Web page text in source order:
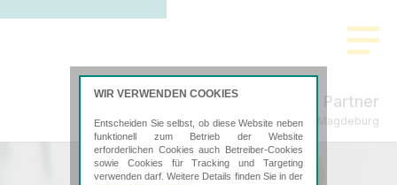
Schmidt & Partner
Steuerberatung in Magdeburg
WIR VERWENDEN COOKIES
Entscheiden Sie selbst, ob diese Website neben
funktionell zum Betrieb der Website
erforderlichen Cookies auch Betreiber-Cookies
sowie Cookies für Tracking und Targeting
verwenden darf. Weitere Details finden Sie in der